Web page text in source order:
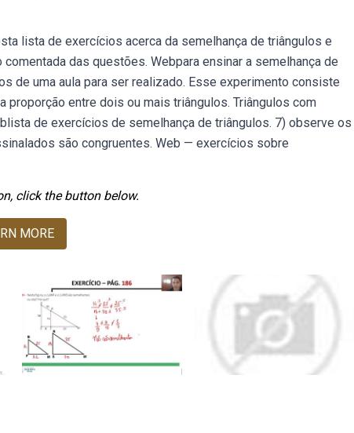
lista de exercícios acerca da semelhança de triângulos e
das questões. Webpara ensinar a semelhança de
de uma aula para ser realizado. Esse experimento consiste
entre dois ou mais triângulos. Triângulos com
de exercícios de semelhança de triângulos. 7) observe os
são congruentes. Web — exercícios sobre
click the button below.
MORE